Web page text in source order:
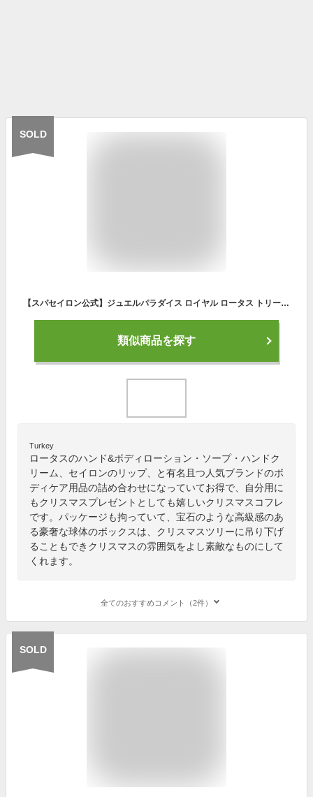
SOLD
【スパセイロン公式】ジュエルパラダイス ロイヤル ロータス トリートボール クリスマス コフレ アロマ ボディケア 限定 石鹸 固形 ハンドクリーム リップ ギフト 女性 プレゼント 華やか いい香り 蓮 乾燥 潤い しっとり スキンケアギフト
類似商品を探す
Turkey
ロータスのハンド&ボディローション・ソープ・ハンドク
リーム、セイロンのリップ、と有名且つ人気ブランドのボ
ディケア用品の詰め合わせになっていてお得で、自分用に
もクリスマスプレゼントとしても嬉しいクリスマスコフレ
です。パッケージも拘っていて、宝石のような高級感のあ
る豪奢な球体のボックスは、クリスマスツリーに吊り下げ
ることもできクリスマスの雰囲気をよし素敵なものにして
くれます。
全てのおすすめコメント（2件）
SOLD